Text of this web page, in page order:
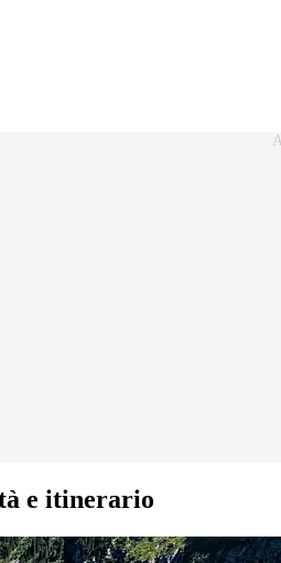
e itinerario